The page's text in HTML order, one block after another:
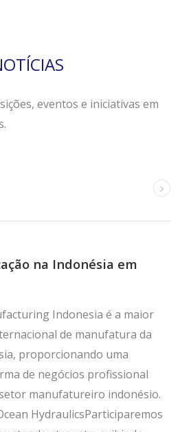
eventos e iniciativas em
na Indonésia em
Indonesia é a maior
de manufatura da
proporcionando uma
de negócios profissional
manufatureiro indonésio.
HydraulicsParticiparemos